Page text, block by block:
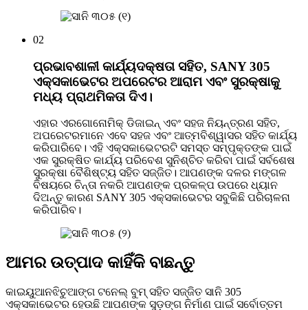
02
ପ୍ରଭାବଶାଳୀ କାର୍ଯ୍ୟଦକ୍ଷତା ସହିତ, SANY 305
ଏକ୍ସକାଭେଟର ଅପରେଟର ଆରାମ ଏବଂ ସୁରକ୍ଷାକୁ
ମଧ୍ୟ ପ୍ରାଥମିକତା ଦିଏ।
ଏହାର ଏରଗୋନୋମିକ୍ ଡିଜାଇନ୍ ଏବଂ ସହଜ ନିୟନ୍ତ୍ରଣ ସହିତ,
ଅପରେଟରମାନେ ଏବେ ସହଜ ଏବଂ ଆତ୍ମବିଶ୍ୱାସର ସହିତ କାର୍ଯ୍ୟ
କରିପାରିବେ। ଏହି ଏକ୍ସକାଭେଟରଟି ସମସ୍ତ ସମ୍ପୃକ୍ତଙ୍କ ପାଇଁ
ଏକ ସୁରକ୍ଷିତ କାର୍ଯ୍ୟ ପରିବେଶ ସୁନିଶ୍ଚିତ କରିବା ପାଇଁ ସର୍ବଶେଷ
ସୁରକ୍ଷା ବୈଶିଷ୍ଟ୍ୟ ସହିତ ସଜ୍ଜିତ। ଆପଣଙ୍କ ଦଳର ମଙ୍ଗଳ
ବିଷୟରେ ଚିନ୍ତା ନକରି ଆପଣଙ୍କ ପ୍ରକଳ୍ପ ଉପରେ ଧ୍ୟାନ
ଦିଅନ୍ତୁ କାରଣ SANY 305 ଏକ୍ସକାଭେଟର ସବୁକିଛି ପରିଚାଳନା
କରିପାରିବ।
ଆମର ଉତ୍ପାଦ କାହିଁକି ବାଛନ୍ତୁ
କାଇୟୁଆନଝିଚୁଆଙ୍ଗ ଟନେଲ୍ ବୁମ୍ ସହିତ ସଜ୍ଜିତ ସାନି 305
ଏକ୍ସକାଭେଟର ହେଉଛି ଆପଣଙ୍କ ସୁଡ଼ଙ୍ଗ ନିର୍ମାଣ ପାଇଁ ସର୍ବୋତ୍ତମ